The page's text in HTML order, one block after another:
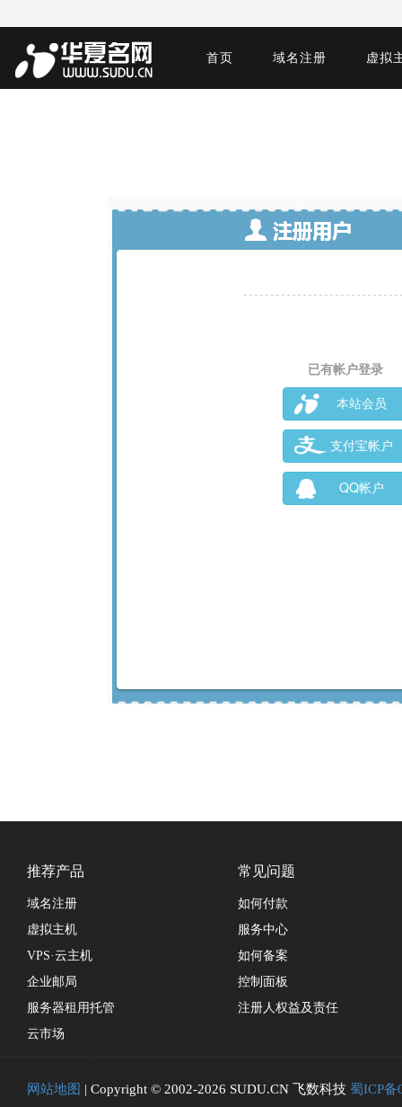
首页 域名注册 虚拟
已有帐户登录
本站会员
支付宝帐户
QQ帐户
推荐产品
域名注册
虚拟主机
VPS·云主机
企业邮局
服务器租用托管
云市场
常见问题
如何付款
服务中心
如何备案
控制面板
注册人权益及责任
网站地图 | Copyright © 2002-2026 SUDU.CN 飞数科技 蜀ICP备